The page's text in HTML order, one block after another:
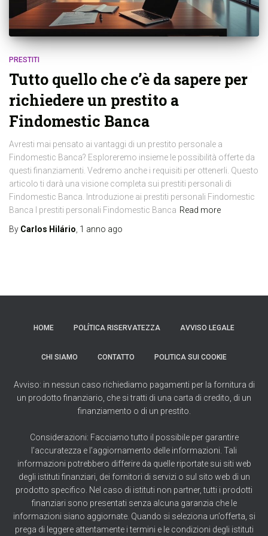
PRESTITI
Tutto quello che c’è da sapere per
richiedere un prestito a
Findomestic Banca
Avresti mai pensato ai vantaggi di un prestito personale a
Findomestic Banca? Esploreremo insieme le possibilità offerte da
questi finanziamenti. Vedremo anche i requisiti per ottenerli. Questo
articolo ti darà una visione completa sui prestiti personali di
Findomestic Banca. Introduzione ai prestiti personali Findomestic
Banca I prestiti personali Findomestic Banca Read more
By Carlos Hilário 1 anno ago
HOME POLÍTICA RISERVATEZZA AVVISO LEGALE
CHI SIAMO CONTATTO POLITICA SUI COOKIE
Avviso: in nessun caso richiediamo pagamenti per la fornitura di
un prodotto finanziario, che si tratti di una carta di credito, di un
finanziamento o di un prestito.
Considerazioni: Facciamo tutto il possibile per garantire
l’accuratezza e l’aggiornamento delle informazioni. Tali
informazioni potrebbero differire da quelle riportate sui siti web
degli istituti finanziari, dei fornitori di servizi o sul sito web di un
prodotto specifico. Nel caso di istituti non partner, tutti i prodotti
finanziari sono presentati senza alcuna garanzia che le
informazioni siano aggiornate. Quando si seleziona un’offerta, si
prega di leggere attentamente i termini e le condizioni degli istituti